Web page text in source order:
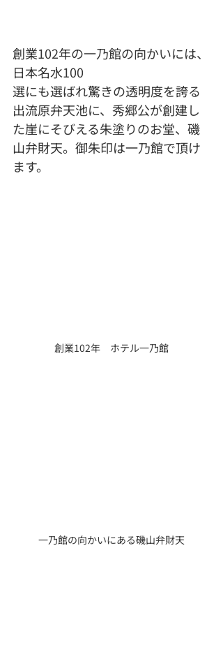
創業102年の一乃館の向かいには、
日本名水100
選にも選ばれ驚きの透明度を誇る
出流原弁天池に、秀郷公が創建し
た崖にそびえる朱塗りのお堂、磯
山弁財天。御朱印は一乃館で頂け
ます。
創業102年　ホテル一乃館
一乃館の向かいにある磯山弁財天